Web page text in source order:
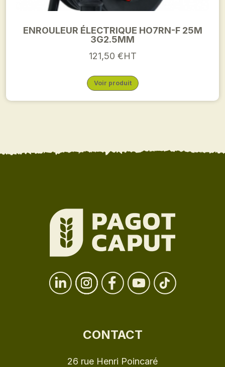
ENROULEUR ÉLECTRIQUE HO7RN-F 25M
3G2.5MM
121,50 €HT
Voir produit
CONTACT
26 rue Henri Poincaré